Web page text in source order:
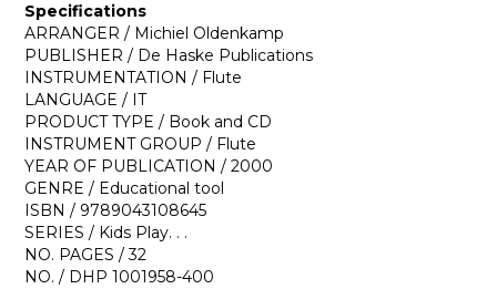
Specifications
ARRANGER / Michiel Oldenkamp
PUBLISHER / De Haske Publications
INSTRUMENTATION / Flute
LANGUAGE / IT
PRODUCT TYPE / Book and CD
INSTRUMENT GROUP / Flute
YEAR OF PUBLICATION / 2000
GENRE / Educational tool
ISBN / 9789043108645
SERIES / Kids Play. . .
NO. PAGES / 32
NO. / DHP 1001958-400